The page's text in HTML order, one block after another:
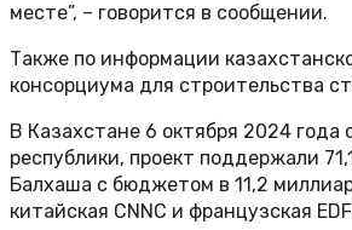
месте”, – говорится в сообщении.
Также по информации
консорциума для строительства
В Казахстане 6 октября 2024
республики, проект поддержали
Балхаша с бюджетом в 11,2
китайская CNNC и французская